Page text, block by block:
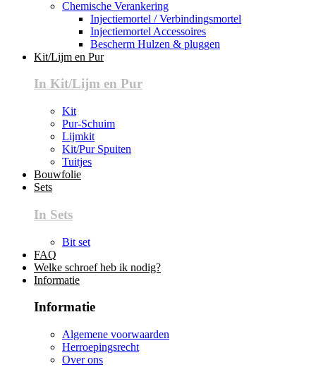
Chemische Verankering
Injectiemortel / Verbindingsmortel
Injectiemortel Accessoires
Bescherm Hulzen & pluggen
Kit/Lijm en Pur
In Kit/Lijm en Pur
Kit
Pur-Schuim
Lijmkit
Kit/Pur Spuiten
Tuitjes
Bouwfolie
Sets
In Sets
Bit set
FAQ
Welke schroef heb ik nodig?
Informatie
Informatie
Algemene voorwaarden
Herroepingsrecht
Over ons